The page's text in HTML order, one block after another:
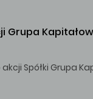
Grupa
Spółki Grupa